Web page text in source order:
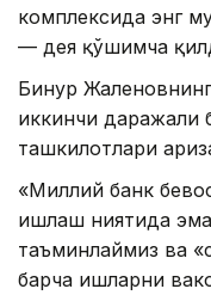
комплексида энг
— дея қўшимча
Бинур
иккинчи даражали
ташкилотлари
«Миллий банк
ишлаш ниятида
таъминлаймиз ва
барча ишларни